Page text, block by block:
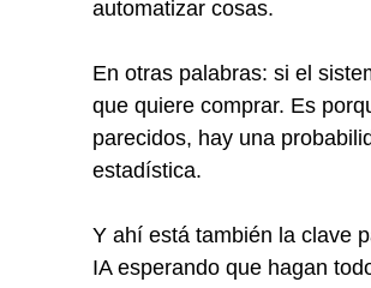
automatizar cosas.
En otras palabras: si el
que quiere comprar. Es
parecidos, hay una
estadística.
Y ahí está también la clave
IA esperando que hagan